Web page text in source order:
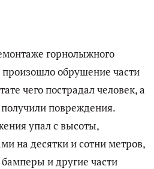
горнолыжного
обрушение части
чего пострадал человек, а
повреждения.
упал с высоты,
на десятки и сотни метров,
и другие части